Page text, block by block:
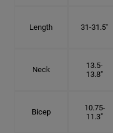
Length 31-31.5"
Neck
13.5-
13.8"
Bicep
10.75-
11.3"